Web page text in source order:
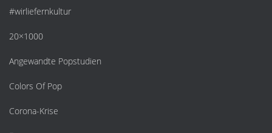
#wirliefernkultur
20×1000
Angewandte Popstudien
Colors Of Pop
Corona-Krise